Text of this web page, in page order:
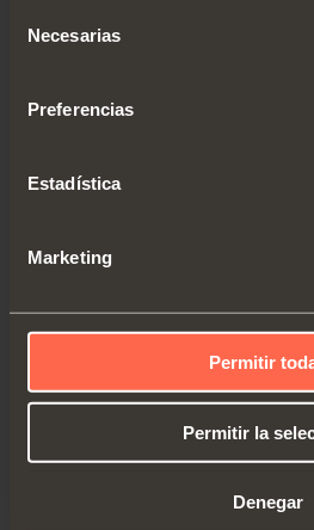
Necesarias
Preferencias
Estadística
Marketing
Permitir
Permitir la
Denegar
PUSH 65579 - Guía invisible
Guía de extracción total
estante mediante clip
DESCUBRIR LOS DETALLES